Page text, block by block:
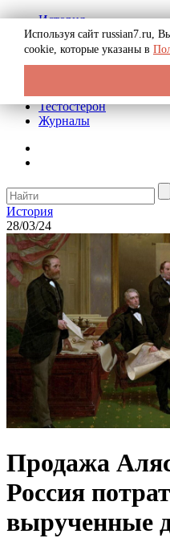
История
Биография
Криминал
Реклама на сайте
Тестостерон
Журналы
История
28/03/24
Продажа
Россия
вырученные
Используя сайт russian7.ru,
cookie, которые указаны в